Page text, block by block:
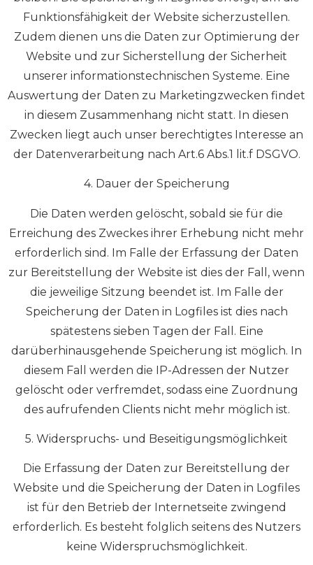
Funktionsfähigkeit der Website sicherzustellen.
Zudem dienen uns die Daten zur Optimierung der
Website und zur Sicherstellung der Sicherheit
unserer informationstechnischen Systeme. Eine
Auswertung der Daten zu Marketingzwecken findet
in diesem Zusammenhang nicht statt. In diesen
Zwecken liegt auch unser berechtigtes Interesse an
der Datenverarbeitung nach Art.6 Abs.1 lit.f DSGVO.
4. Dauer der Speicherung
Die Daten werden gelöscht, sobald sie für die
Erreichung des Zweckes ihrer Erhebung nicht mehr
erforderlich sind. Im Falle der Erfassung der Daten
zur Bereitstellung der Website ist dies der Fall, wenn
die jeweilige Sitzung beendet ist. Im Falle der
Speicherung der Daten in Logfiles ist dies nach
spätestens sieben Tagen der Fall. Eine
darüberhinausgehende Speicherung ist möglich. In
diesem Fall werden die IP-Adressen der Nutzer
gelöscht oder verfremdet, sodass eine Zuordnung
des aufrufenden Clients nicht mehr möglich ist.
5. Widerspruchs- und Beseitigungsmöglichkeit
Die Erfassung der Daten zur Bereitstellung der
Website und die Speicherung der Daten in Logfiles
ist für den Betrieb der Internetseite zwingend
erforderlich. Es besteht folglich seitens des Nutzers
keine Widerspruchsmöglichkeit.